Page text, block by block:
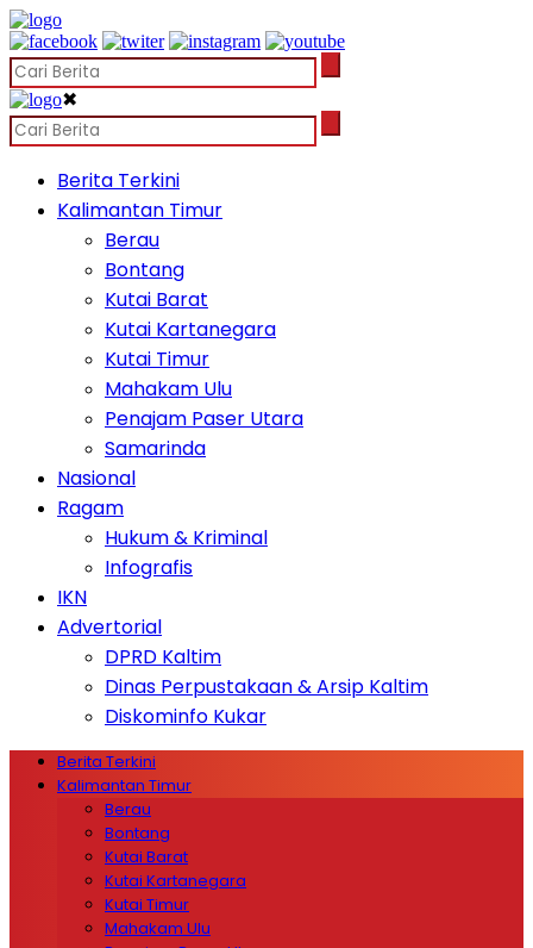
✖
Berita Terkini
Kalimantan Timur
Berau
Bontang
Kutai Barat
Kutai Kartanegara
Kutai Timur
Mahakam Ulu
Penajam Paser Utara
Samarinda
Nasional
Ragam
Hukum & Kriminal
Infografis
IKN
Advertorial
DPRD Kaltim
Dinas Perpustakaan & Arsip Kaltim
Diskominfo Kukar
Berita Terkini
Kalimantan Timur
Berau
Bontang
Kutai Barat
Kutai Kartanegara
Kutai Timur
Mahakam Ulu